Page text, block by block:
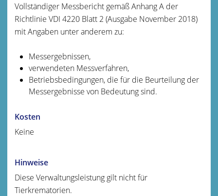
Vollständiger Messbericht gemäß Anhang A der
Richtlinie VDI 4220 Blatt 2 (Ausgabe November 2018)
mit Angaben unter anderem zu:
Messergebnissen,
verwendeten Messverfahren,
Betriebsbedingungen, die für die Beurteilung der
Messergebnisse von Bedeutung sind.
Kosten
Keine
Hinweise
Diese Verwaltungsleistung gilt nicht für
Tierkrematorien.